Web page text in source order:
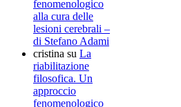
fenomenologico
alla cura delle
lesioni cerebrali –
di Stefano Adami
cristina su La
riabilitazione
filosofica. Un
approccio
fenomenologico